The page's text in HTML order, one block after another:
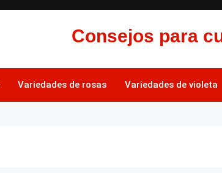
Consejos para
Variedades de rosas Variedades de violeta